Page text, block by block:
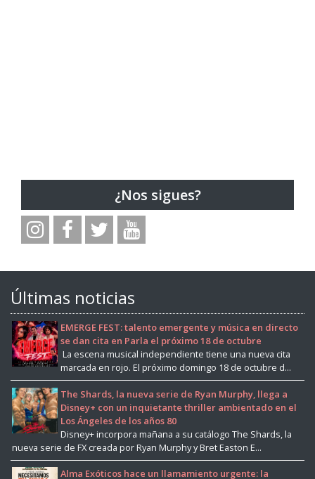
¿Nos sigues?
Últimas noticias
EMERGE FEST: talento emergente y música en directo
se dan cita en Parla el próximo 18 de octubre
La escena musical independiente tiene una nueva cita
marcada en rojo. El próximo domingo 18 de octubre d...
The Shards, la nueva serie de Ryan Murphy, llega a
Disney+ con un inquietante thriller ambientado en el
Los Ángeles de los años 80
Disney+ incorpora mañana a su catálogo The Shards, la
nueva serie de FX creada por Ryan Murphy y Bret Easton E...
Alma Exóticos hace un llamamiento urgente: la